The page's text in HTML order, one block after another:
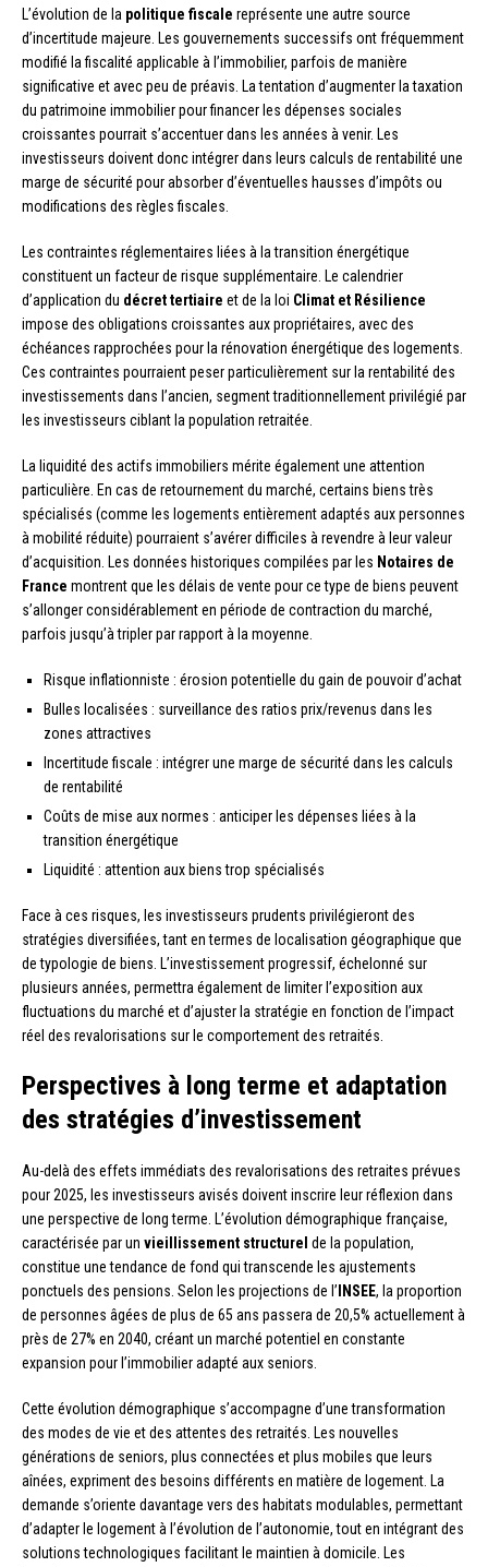
L’évolution de la politique fiscale représente une autre source
d’incertitude majeure. Les gouvernements successifs ont fréquemment
modifié la fiscalité applicable à l’immobilier, parfois de manière
significative et avec peu de préavis. La tentation d’augmenter la taxation
du patrimoine immobilier pour financer les dépenses sociales
croissantes pourrait s’accentuer dans les années à venir. Les
investisseurs doivent donc intégrer dans leurs calculs de rentabilité une
marge de sécurité pour absorber d’éventuelles hausses d’impôts ou
modifications des règles fiscales.
Les contraintes réglementaires liées à la transition énergétique
constituent un facteur de risque supplémentaire. Le calendrier
d’application du décret tertiaire et de la loi Climat et Résilience
impose des obligations croissantes aux propriétaires, avec des
échéances rapprochées pour la rénovation énergétique des logements.
Ces contraintes pourraient peser particulièrement sur la rentabilité des
investissements dans l’ancien, segment traditionnellement privilégié par
les investisseurs ciblant la population retraitée.
La liquidité des actifs immobiliers mérite également une attention
particulière. En cas de retournement du marché, certains biens très
spécialisés (comme les logements entièrement adaptés aux personnes
à mobilité réduite) pourraient s’avérer difficiles à revendre à leur valeur
d’acquisition. Les données historiques compilées par les Notaires de
France montrent que les délais de vente pour ce type de biens peuvent
s’allonger considérablement en période de contraction du marché,
parfois jusqu’à tripler par rapport à la moyenne.
Risque inflationniste : érosion potentielle du gain de pouvoir d’achat
Bulles localisées : surveillance des ratios prix/revenus dans les
zones attractives
Incertitude fiscale : intégrer une marge de sécurité dans les calculs
de rentabilité
Coûts de mise aux normes : anticiper les dépenses liées à la
transition énergétique
Liquidité : attention aux biens trop spécialisés
Face à ces risques, les investisseurs prudents privilégieront des
stratégies diversifiées, tant en termes de localisation géographique que
de typologie de biens. L’investissement progressif, échelonné sur
plusieurs années, permettra également de limiter l’exposition aux
fluctuations du marché et d’ajuster la stratégie en fonction de l’impact
réel des revalorisations sur le comportement des retraités.
Perspectives à long terme et adaptation
des stratégies d’investissement
Au-delà des effets immédiats des revalorisations des retraites prévues
pour 2025, les investisseurs avisés doivent inscrire leur réflexion dans
une perspective de long terme. L’évolution démographique française,
caractérisée par un vieillissement structurel de la population,
constitue une tendance de fond qui transcende les ajustements
ponctuels des pensions. Selon les projections de l’ INSEE, la proportion
de personnes âgées de plus de 65 ans passera de 20,5% actuellement à
près de 27% en 2040, créant un marché potentiel en constante
expansion pour l’immobilier adapté aux seniors.
Cette évolution démographique s’accompagne d’une transformation
des modes de vie et des attentes des retraités. Les nouvelles
générations de seniors, plus connectées et plus mobiles que leurs
aînées, expriment des besoins différents en matière de logement. La
demande s’oriente davantage vers des habitats modulables, permettant
d’adapter le logement à l’évolution de l’autonomie, tout en intégrant des
solutions technologiques facilitant le maintien à domicile. Les